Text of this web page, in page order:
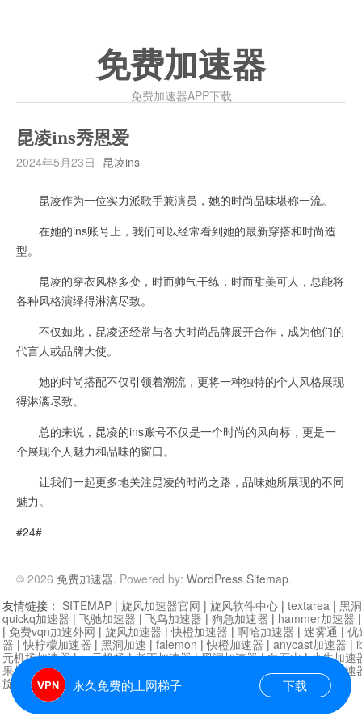
免费加速器
免费加速器APP下载
昆凌ins秀恩爱
2024年5月23日 昆凌ins
昆凌作为一位实力派歌手兼演员，她的时尚品味堪称一流。
在她的ins账号上，我们可以经常看到她的最新穿搭和时尚造
型。
昆凌的穿衣风格多变，时而帅气干练，时而甜美可人，总能将
各种风格演绎得淋漓尽致。
不仅如此，昆凌还经常与各大时尚品牌展开合作，成为他们的
代言人或品牌大使。
她的时尚搭配不仅引领着潮流，更将一种独特的个人风格展现
得淋漓尽致。
总的来说，昆凌的ins账号不仅是一个时尚的风向标，更是一
个展现个人魅力和品味的窗口。
让我们一起更多地关注昆凌的时尚之路，品味她所展现的不同
魅力。
#24#
© 2026 免费加速器. Powered by: WordPress.Sitemap.
永久免费的上网梯子 下载
友情链接： SITEMAP | 旋风加速器官网 | 旋风软件中心 | textarea | 黑
quickq加速器 | 飞驰加速器 | 飞鸟加速器 | 狗急加速器 | hammer加速器
| 免费vqn加速外网 | 旋风加速器 |快橙加速器 | 啊哈加速器 | 迷雾通 | 优
器 |快柠檬加速器 | 黑洞加速 | falemon |快橙加速器 | anycast加速器 |
元机场加速器|一元机场|老王加速器|黑洞加速器|白石山|小牛加速
果加速器|黑洞加速 海鸥加速器|芒果加速
旋风加速器度器|哔咔漫画 |PicACG